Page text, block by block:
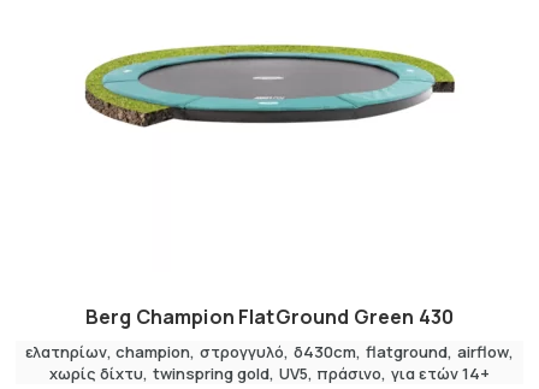
Berg Champion FlatGround Green 430
ελατηρίων champion στρογγυλό δ430cm flatground airflow
χωρίς δίχτυ twinspring gold UV5 πράσινο για ετών 14+